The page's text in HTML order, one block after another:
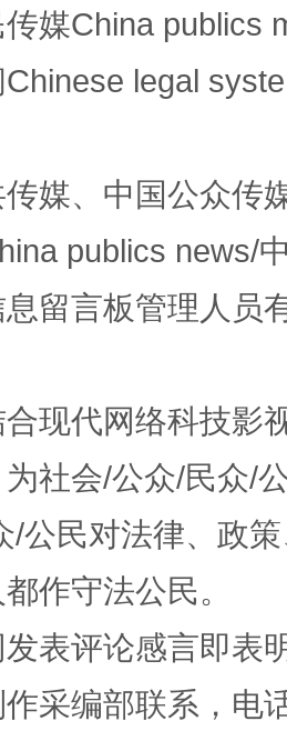
背后
症？
！
媒China publics
legal
媒、中国公众传
publics news/
留言板管理人员
现代网络科技影
社会/公众/民众/
/公民对法律、政
作守法公民。
表评论感言即表
采编部联系，电